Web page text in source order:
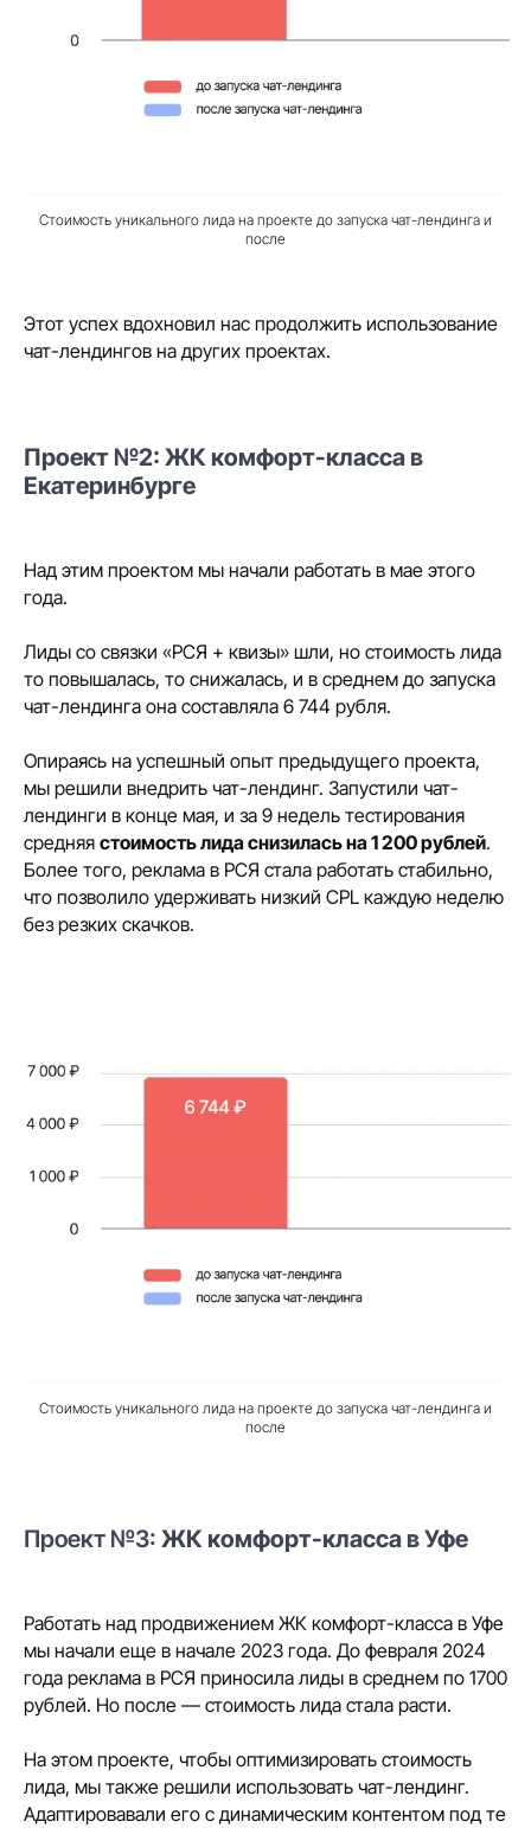
Стоимость уникального лида на проекте до запуска чат-лендинга и
после
Этот успех вдохновил нас продолжить использование
чат-лендингов на других проектах.
Проект №2: ЖК комфорт-класса в
Екатеринбурге
Над этим проектом мы начали работать в мае этого
года.
Лиды со связки «РСЯ + квизы» шли, но стоимость лида
то повышалась, то снижалась, и в среднем до запуска
чат-лендинга она составляла 6 744 рубля.
Опираясь на успешный опыт предыдущего проекта,
мы решили внедрить чат-лендинг. Запустили чат-
лендинги в конце мая, и за 9 недель тестирования
средняя стоимость лида снизилась на 1 200 рублей.
Более того, реклама в РСЯ стала работать стабильно,
что позволило удерживать низкий CPL каждую неделю
без резких скачков.
Стоимость уникального лида на проекте до запуска чат-лендинга и
после
Проект №3: ЖК комфорт-класса в Уфе
Работать над продвижением ЖК комфорт-класса в Уфе
мы начали еще в начале 2023 года. До февраля 2024
года реклама в РСЯ приносила лиды в среднем по 1700
рублей. Но после — стоимость лида стала расти.
На этом проекте, чтобы оптимизировать стоимость
лида, мы также решили использовать чат-лендинг.
Адаптировавали его с динамическим контентом под те
каналах — Telegram, MAX и email.
Выбирайте, где вам удобнее читать,
Хотите больше кейсов и статей
с аналитикой и разбором
работающих инструментов
Читать в рассылке